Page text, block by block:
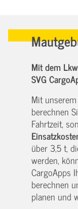
Mit dem
SVG
Mit
berechnen
Fahrtzeit,
über 3,5 t,
werden,
CargoApps
berechnen
planen und